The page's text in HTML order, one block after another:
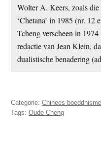
Wolter A. Keers, zoals
‘Chetana’ in 1985 (nr. 12
Tcheng verscheen in
redactie van Jean Klein,
dualistische benadering
Categorie:Chinees boeddhisme
Tags:Oude Cheng